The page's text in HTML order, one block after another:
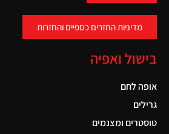
מדיניות החזרים כספיים והחזרות
בישול ואפיה
אופה לחם
גרילים
טוסטרים ומצנמים